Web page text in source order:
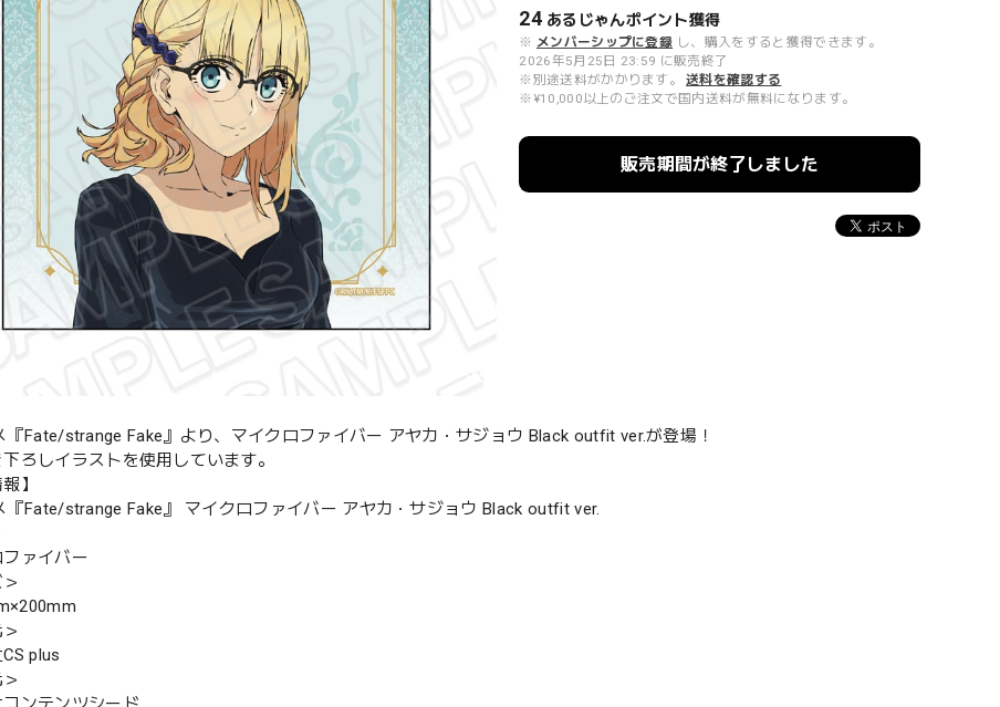
24 あるじゃんポイント獲得
※ メンバーシップに登録 し、購入をすると獲得できます。
2026年5月25日 23:59 に販売終了
※別途送料がかかります。
送料を確認する
※¥10,000以上のご注文で国内送料が無料になります。
販売期間が終了しました
『Fate/strange Fake』より、マイクロファイバー アヤカ・サジョウ Black outfit ver.が登場！
ろしイラストを使用しています。
】
『Fate/strange Fake』 マイクロファイバー アヤカ・サジョウ Black outfit ver.
ァイバー
plus